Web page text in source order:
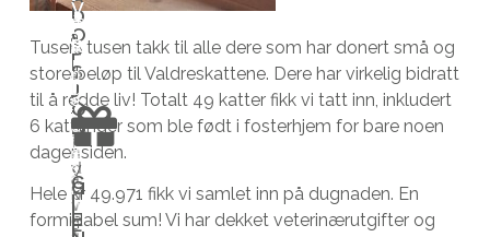
Tusen, tusen takk til alle dere som har donert små og
store beløp til Valdreskattene. Dere har virkelig bidratt
til å redde liv! Totalt 49 katter fikk vi tatt inn, inkludert
6 kattunger som ble født i fosterhjem for bare noen
dager siden.
Hele kr 49.971 fikk vi samlet inn på dugnaden. En
formidabel sum! Vi har dekket veterinærutgifter og
D
O
P
S
J
O
N
V
i
h
r
e
s
t
e
n
a
v
s
i
f
o
s
t
e
r
h
j
r
a
l
l
t
i
d
b
e
V
E
R
D
i
n
s
t
ø
m
å
n
e
d
s
g
i
v
G
I
E
G
I
E